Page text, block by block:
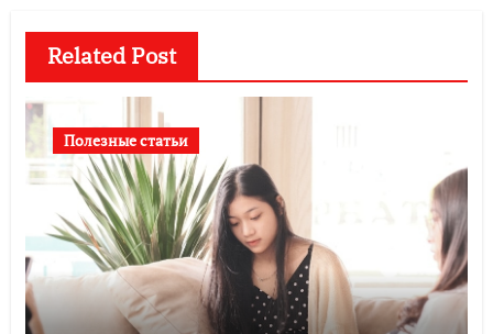
Related Post
Полезные статьи